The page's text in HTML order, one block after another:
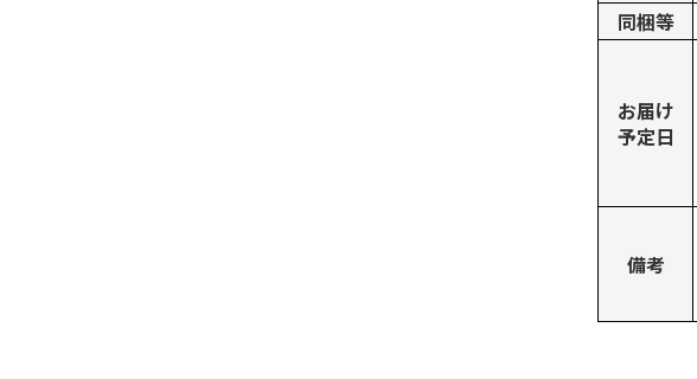
同梱等
お届け
予定日
備考